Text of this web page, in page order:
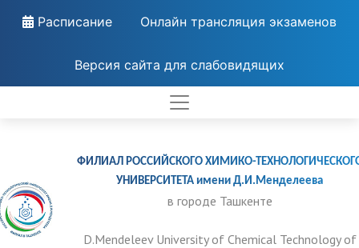
Расписание Онлайн трансляция экзаменов
Версия сайта для слабовидящих
ФИЛИАЛ РОССИЙСКОГО ХИМИКО-
УНИВЕРСИТЕТА имени Д.И.Менделеева
в городе Ташкенте
D.Mendeleev University of Chemical Technology of